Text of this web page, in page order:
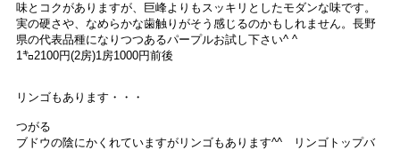
味とコクがありますが、巨峰よりもスッキリとしたモダンな味です。
実の硬さや、なめらかな歯触りがそう感じるのかもしれません。長野
県の代表品種になりつつあるパープルお試し下さい^ ^
1㌔2100円(2房)1房1000円前後
リンゴもあります・・・
つがる
ブドウの陰にかくれていますがリンゴもあります^^ リンゴトップバ